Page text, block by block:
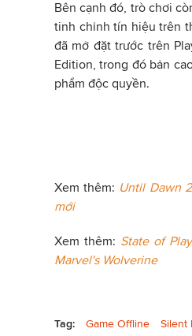
Bên cạnh đó, trò chơi
tinh chỉnh tín hiệu trên
đã mở đặt trước trên
Edition, trong đó bản
phẩm độc quyền.
Xem thêm: Until Dawn
mới
Xem thêm: State of
Marvel's Wolverine
Tag: Game Offline Silent